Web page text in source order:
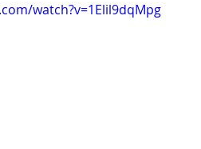
watch?v=1Elil9dqMpg